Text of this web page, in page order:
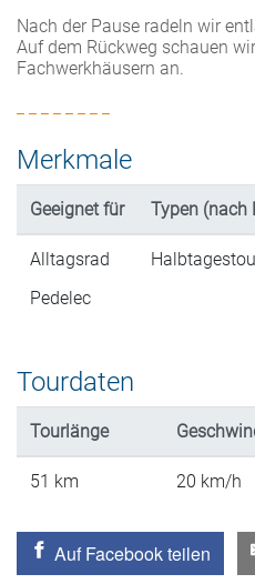
Nach der Pause radeln wir
Auf dem Rückweg schauen
Fachwerkhäusern an.
Merkmale
Geeignet für Typen (nach
Alltagsrad
Pedelec
Tourdaten
Tourlänge
51 km 20 km/h
Auf Facebook teilen